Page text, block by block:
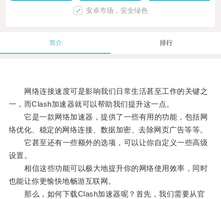
安卓市场，安全绿色
简介 排行
网络连接速度可是影响我们日常生活甚至工作的关键之
一，而Clash加速器就可以帮助我们提升这一点。
它是一款网络加速器，提供了一些有用的功能，包括网
络优化、稳定的网络连接、数据加密、去除网页广告等等。
它甚至还有一些额外的选项，可以让你自定义一些高级
设置。
相信这些功能可以极大地提升你的网络使用效率，同时
也能让你更愉快地畅游互联网。
那么，如何下载Clash加速器呢？首先，我们需要从官